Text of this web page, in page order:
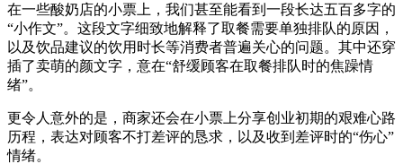
在一些酸奶店的小票上，我们甚至能看到一段长达五百多字的
“小作文”。这段文字细致地解释了取餐需要单独排队的原因，
以及饮品建议的饮用时长等消费者普遍关心的问题。其中还穿
插了卖萌的颜文字，意在“舒缓顾客在取餐排队时的焦躁情
绪”。
更令人意外的是，商家还会在小票上分享创业初期的艰难心路
历程，表达对顾客不打差评的恳求，以及收到差评时的“伤心”
情绪。